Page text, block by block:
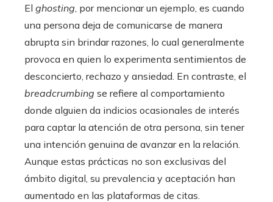
El ghosting , por mencionar un ejemplo, es cuando
una persona deja de comunicarse de manera
abrupta sin brindar razones, lo cual generalmente
provoca en quien lo experimenta sentimientos de
desconcierto, rechazo y ansiedad. En contraste, el
breadcrumbing se refiere al comportamiento
donde alguien da indicios ocasionales de interés
para captar la atención de otra persona, sin tener
una intención genuina de avanzar en la relación.
Aunque estas prácticas no son exclusivas del
ámbito digital, su prevalencia y aceptación han
aumentado en las plataformas de citas.